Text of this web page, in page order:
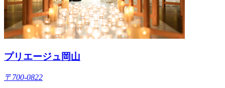
プリエージュ岡山
〒700-0822